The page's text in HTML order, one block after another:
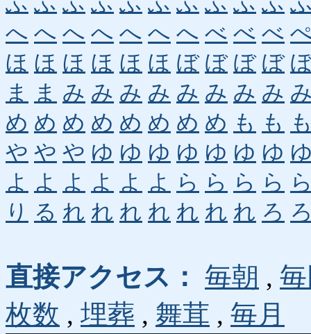
へ へ へ へ へ へ へ べ べ べ
ほ ほ ほ ほ ほ ほ ぼ ぼ ぼ ぼ
ま
ま み み み み み み み み
め め め め め め め め も も
や や や ゆ ゆ ゆ ゆ ゆ ゆ ゆ
よ よ よ よ よ よ ら ら ら ら
り る れ れ れ れ れ れ れ ろ
直接アクセス： 毎朝 ,
枚数 , 埋葬 , 舞茸 , 毎月